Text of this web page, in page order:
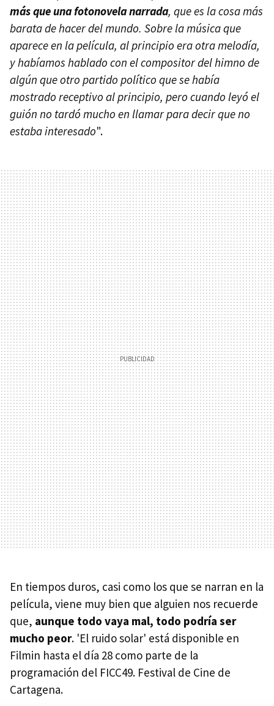
más que una fotonovela narrada, que es la cosa más
barata de hacer del mundo. Sobre la música que
aparece en la película, al principio era otra melodía,
y habíamos hablado con el compositor del himno de
algún que otro partido político que se había
mostrado receptivo al principio, pero cuando leyó el
guión no tardó mucho en llamar para decir que no
estaba interesado".
En tiempos duros, casi como los que se narran en la
película, viene muy bien que alguien nos recuerde
que, aunque todo vaya mal, todo podría ser
mucho peor. 'El ruido solar' está disponible en
Filmin hasta el día 28 como parte de la
programación del FICC49. Festival de Cine de
Cartagena.